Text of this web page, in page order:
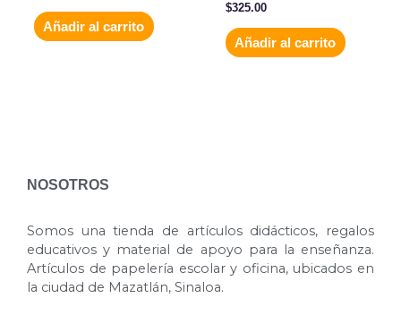
Añadir al carrito
$325.00
Añadir al carrito
NOSOTROS
Somos una tienda de artículos didácticos, regalos
educativos y material de apoyo para la enseñanza.
Artículos de papelería escolar y oficina, ubicados en
la ciudad de Mazatlán, Sinaloa.